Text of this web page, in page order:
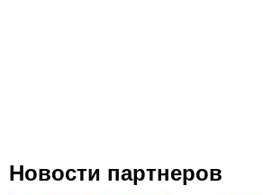
Новости партнеров